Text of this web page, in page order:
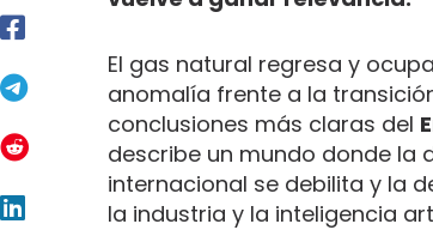
El gas natural regresa y
anomalía frente a la
conclusiones más claras del
describe un mundo donde la
internacional se debilita y la
la industria y la inteligencia